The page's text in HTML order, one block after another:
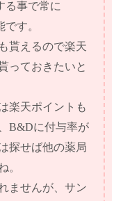
る事で常に
す。
貰えるので楽天
っておきたいと
楽天ポイントも
B&Dに付与率が
探せば他の薬局
。
ませんが、サン